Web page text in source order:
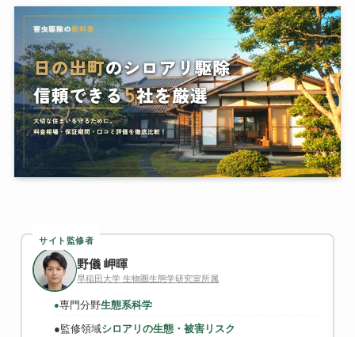
サイト監修者
野儀 岬暉
早稲田大学 生物圏生態学研究室所属
●専門分野生態系科学
●監修領域シロアリの生態・被害リスク